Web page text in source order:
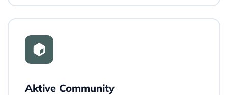
Aktive Community